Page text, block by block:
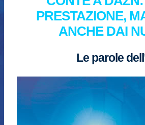
PRESTAZIONE,
ANCHE DAI
Le parole